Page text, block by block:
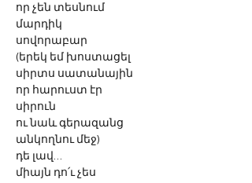
որ չեն տեսնում
մարդիկ
սովորաբար
(երեկ եմ խոստացել
սիրտս սատանային
որ հարուստ էր
սիրուն
ու նաև գերազանց
անկողնու մեջ)
դե լավ…
միայն դո՛ւ չես